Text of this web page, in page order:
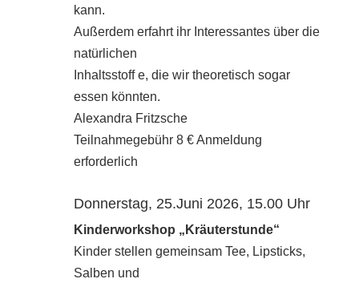
kann.
Außerdem erfahrt ihr Interessantes über die
natürlichen
Inhaltsstoff e, die wir theoretisch sogar
essen könnten.
Alexandra Fritzsche
Teilnahmegebühr 8 € Anmeldung
erforderlich
Donnerstag, 25.Juni 2026, 15.00 Uhr
Kinderworkshop „Kräuterstunde“
Kinder stellen gemeinsam Tee, Lipsticks,
Salben und